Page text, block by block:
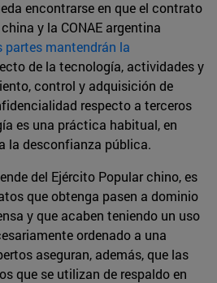
encontrarse en que el contrato
y la CONAE argentina
partes mantendrán la
de la tecnología, actividades y
control y adquisición de
respecto a terceros
es una práctica habitual, en
la desconfianza pública.
del Ejército Popular chino, es
que obtenga pasen a dominio
y que acaben teniendo un uso
ordenado a una
aseguran, además, que las
que se utilizan de respaldo en